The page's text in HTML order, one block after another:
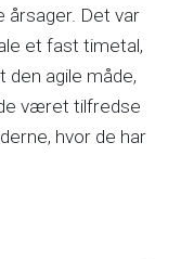
årsager. Det var
et fast timetal,
den agile måde,
været tilfredse
hvor de har